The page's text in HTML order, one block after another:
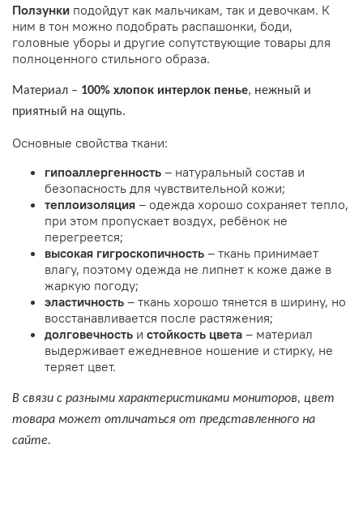
Ползунки подойдут как мальчикам, так и девочкам. К
ним в тон можно подобрать распашонки, боди,
головные уборы и другие сопутствующие товары для
полноценного стильного образа.
Материал – 100% хлопок интерлок пенье, нежный и
приятный на ощупь.
Основные свойства ткани:
гипоаллергенность – натуральный состав и
безопасность для чувствительной кожи;
теплоизоляция – одежда хорошо сохраняет тепло,
при этом пропускает воздух, ребёнок не
перегреется;
высокая гигроскопичность – ткань принимает
влагу, поэтому одежда не липнет к коже даже в
жаркую погоду;
эластичность – ткань хорошо тянется в ширину, но
восстанавливается после растяжения;
долговечность и стойкость цвета – материал
выдерживает ежедневное ношение и стирку, не
теряет цвет.
В связи с разными характеристиками мониторов, цвет
товара может отличаться от представленного на
сайте.